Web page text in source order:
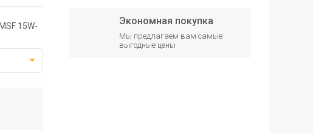
15W-
Экономная покупка
Мы предлагаем вам самые
выгодные цены